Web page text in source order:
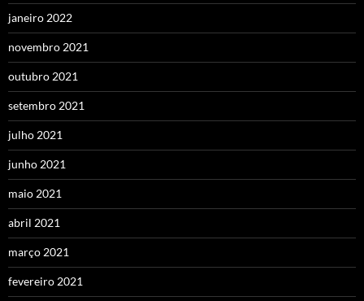
janeiro 2022
novembro 2021
outubro 2021
setembro 2021
julho 2021
junho 2021
maio 2021
abril 2021
março 2021
fevereiro 2021